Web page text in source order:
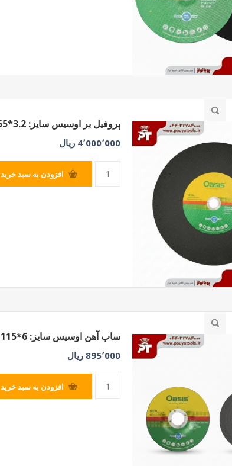
پروفیل بر اوسیس سایز: 3.2*355
4٬000٬000 ریال
افزودن به سبد خرید
ساب آهن اوسیس سایز: 6*115
895٬000 ریال
افزودن به سبد خرید